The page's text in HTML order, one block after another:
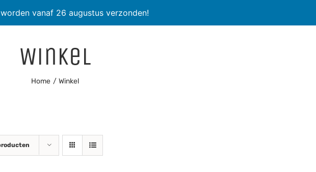
vanaf 26 augustus verzonden!
Winkel
Home Winkel